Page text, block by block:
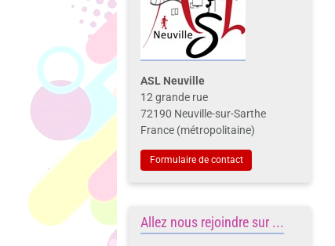
ASL Neuville
12 grande rue
72190 Neuville-sur-Sarthe
France (métropolitaine)
Formulaire de contact
Allez nous rejoindre sur ...